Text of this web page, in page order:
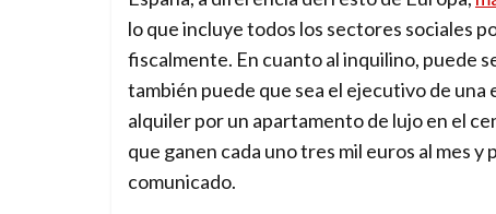
lo que incluye todos los sectores sociales
fiscalmente. En cuanto al inquilino, puede
también puede que sea el ejecutivo de
alquiler por un apartamento de lujo en el
que ganen cada uno tres mil euros al mes
comunicado.